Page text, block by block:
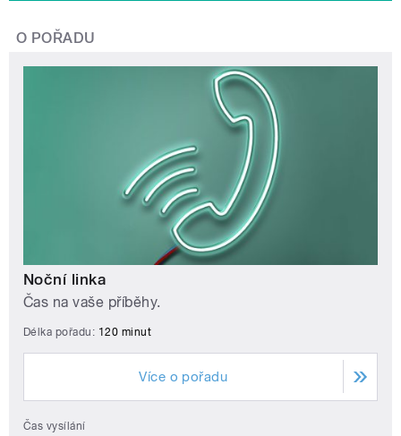
O POŘADU
Noční linka
Čas na vaše příběhy.
Délka pořadu: 120 minut
Více o pořadu
Čas vysílání